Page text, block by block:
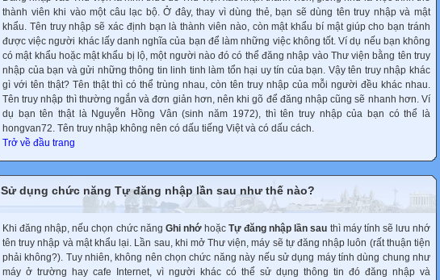
thành viên khi vào một câu lạc bộ. Ở đây, thay vì dùng thẻ, bạn sẽ dùng tên truy nhập và mật
khẩu. Tên truy nhập sẽ xác định bạn là thành viên nào, còn mật khẩu bí mật giúp cho bạn tránh
được việc người khác lấy danh nghĩa của bạn để làm những việc không tốt. Ví dụ nếu bạn không
có mật khẩu hoặc mật khẩu bị lộ, một người nào đó có thể đăng nhập vào Thư viện bằng tên truy
nhập của bạn và gửi những thông tin linh tinh làm tổn hại uy tín của bạn. Vậy tên truy nhập khác
gì với tên thật? Tên thật thì có thể trùng nhau, còn tên truy nhập của mỗi người đều khác nhau.
Tên truy nhập thì thường ngắn và đơn giản hơn, nên khi gõ để đăng nhập cũng sẽ nhanh hơn. Ví
dụ bạn tên thật là Nguyễn Hồng Vân (sinh năm 1972), thì tên truy nhập của bạn có thể là
hongvan72. Tên truy nhập không nên có dấu tiếng Việt và có dấu cách.
Trở về đầu trang
Sử dụng chức năng Tự đăng nhập lần sau như thế nào?
Khi đăng nhập, nếu chọn chức năng Ghi nhớhoặcTự đăng nhập lần sau thì máy tính sẽ lưu nhớ
tên truy nhập và mật khẩu lại. Lần sau, khi mở Thư viện, máy sẽ tự đăng nhập luôn (rất thuận tiện
phải không?). Tuy nhiên, không nên chọn chức năng này nếu sử dụng máy tính dùng chung như
máy ở trường hay cafe Internet, vì người khác có thể sử dụng thông tin đó đăng nhập và